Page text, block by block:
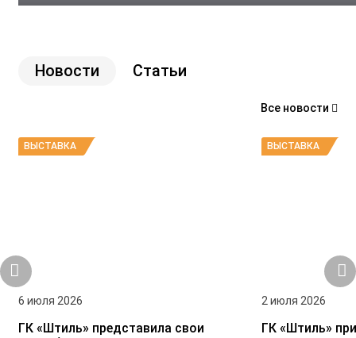
Новости Статьи
Все новости
ВЫСТАВКА
6 июля 2026
ГК «Штиль» представила свои
ВЫСТАВКА
2 июля 2026
ГК «Штиль»